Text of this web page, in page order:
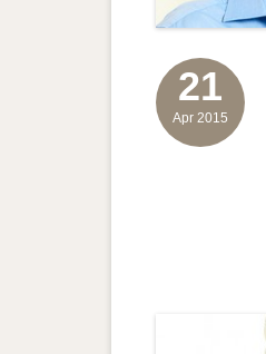
21
Apr 2015